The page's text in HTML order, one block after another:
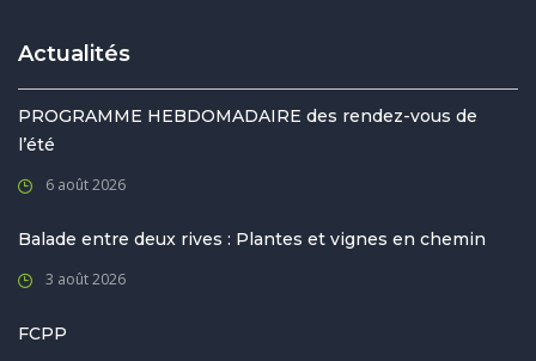
Actualités
PROGRAMME HEBDOMADAIRE des rendez-vous de
l’été
6 août 2026
Balade entre deux rives : Plantes et vignes en chemin
3 août 2026
FCPP